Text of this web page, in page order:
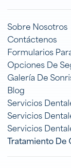
Sobre Nosotros
Contáctenos
Formularios
Opciones De
Galería De
Blog
Servicios
Servicios
Servicios
Tratamiento De